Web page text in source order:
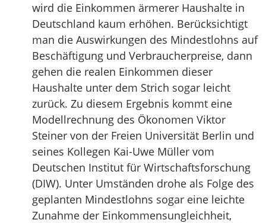
wird die Einkommen ärmerer Haushalte in
Deutschland kaum erhöhen. Berücksichtigt
man die Auswirkungen des Mindestlohns auf
Beschäftigung und Verbraucherpreise, dann
gehen die realen Einkommen dieser
Haushalte unter dem Strich sogar leicht
zurück. Zu diesem Ergebnis kommt eine
Modellrechnung des Ökonomen Viktor
Steiner von der Freien Universität Berlin und
seines Kollegen Kai-Uwe Müller vom
Deutschen Institut für Wirtschaftsforschung
(DIW). Unter Umständen drohe als Folge des
geplanten Mindestlohns sogar eine leichte
Zunahme der Einkommensungleichheit,